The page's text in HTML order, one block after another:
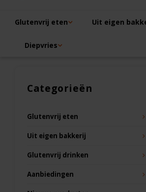
Glutenvrij eten Uit eigen
Diepvries
Categorieën
Glutenvrij eten
Uit eigen bakkerij
Glutenvrij drinken
Aanbiedingen